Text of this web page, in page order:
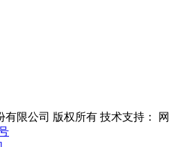
有限公司 版权所有 技术支持：
网